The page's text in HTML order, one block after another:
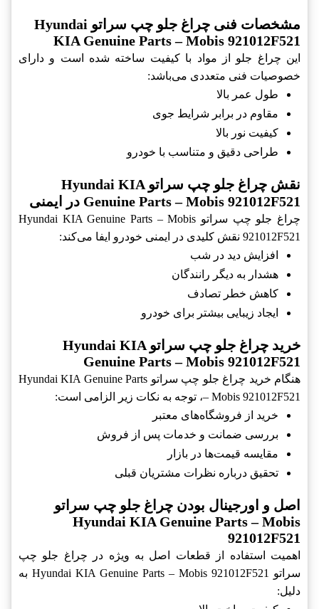
مشخصات فنی چراغ جلو چپ سراتو Hyundai
KIA Genuine Parts – Mobis 921012F521
این چراغ جلو از مواد با کیفیت ساخته شده است و دارای
خصوصیات فنی متعددی می‌باشد:
طول عمر بالا
مقاوم در برابر شرایط جوی
کیفیت نور بالا
طراحی دقیق و متناسب با خودرو
نقش چراغ جلو چپ سراتو Hyundai KIA
Genuine Parts – Mobis 921012F521 در ایمنی
چراغ جلو چپ سراتو Hyundai KIA Genuine Parts – Mobis
921012F521 نقش کلیدی در ایمنی خودرو ایفا می‌کند:
افزایش دید در شب
هشدار به دیگر رانندگان
کاهش خطر تصادف
ایجاد زیبایی بیشتر برای خودرو
خرید چراغ جلو چپ سراتو Hyundai KIA
Genuine Parts – Mobis 921012F521
هنگام خرید چراغ جلو چپ سراتو Hyundai KIA Genuine Parts
– Mobis 921012F521، توجه به نکات زیر الزامی است:
خرید از فروشگاه‌های معتبر
بررسی ضمانت و خدمات پس از فروش
مقایسه قیمت‌ها در بازار
تحقیق درباره نظرات مشتریان قبلی
اصل و اورجینال بودن چراغ جلو چپ سراتو
Hyundai KIA Genuine Parts – Mobis
921012F521
اهمیت استفاده از قطعات اصل به ویژه در چراغ جلو چپ
سراتو Hyundai KIA Genuine Parts – Mobis 921012F521 به
دلیل: